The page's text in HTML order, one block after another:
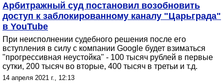
Арбитражный суд постановил возобновить
доступ к заблокированному каналу "Царьграда"
в YouTube
При неисполнении судебного решения после его
вступления в силу с компании Google будет взиматься
"прогрессивная неустойка" - 100 тысяч рублей в первые
сутки, 200 тысяч во вторые, 400 тысяч в третьи и т.д.
14 апреля 2021 г., 12:13